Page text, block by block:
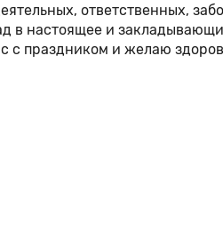
ответственных,
в настоящее и
с праздником и желаю